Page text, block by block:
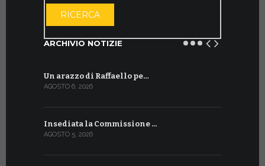
RICERCA
ARCHIVIO NOTIZIE
Un arazzo di Raffaello pe…
AGOSTO 6, 2026
Insediata la Commissione …
AGOSTO 5, 2026